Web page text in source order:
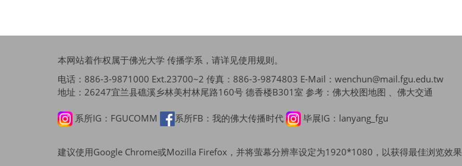
本网站着作权属于佛光大学 传播学系，请详见使用规则。
电话：886-3-9871000 Ext.23700~2 传真：886-3-9874803 E-Mail：wenchun@mail.fgu.edu.tw
地址：26247宜兰县礁溪乡林美村林尾路160号 德香楼B301室 参考：佛大校图地图 、佛大交通
系所IG：FGUCOMM 系所FB：我的佛大传播时代 毕展IG：lanyang_fgu
建议使用Google Chrome或Mozilla Firefox，并将萤幕分辨率设定为1920*1080，以获得最佳浏览效果